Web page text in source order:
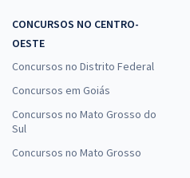
CONCURSOS NO CENTRO-
OESTE
Concursos no Distrito Federal
Concursos em Goiás
Concursos no Mato Grosso do
Sul
Concursos no Mato Grosso